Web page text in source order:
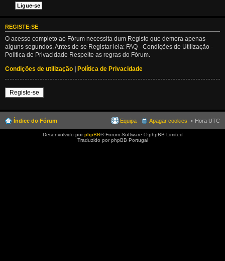
REGISTE-SE
O acesso completo ao Fórum necessita dum Registo que demora apenas
alguns segundos. Antes de se Registar leia: FAQ - Condições de Utilização -
Política de Privacidade Respeite as regras do Fórum.
Condições de utilização | Política de Privacidade
Registe-se
Índice do Fórum Hora UTC
Apagar cookies
Equipa
Desenvolvido porphpBB® Forum Software © phpBB Limited
Traduzido por phpBB Portugal